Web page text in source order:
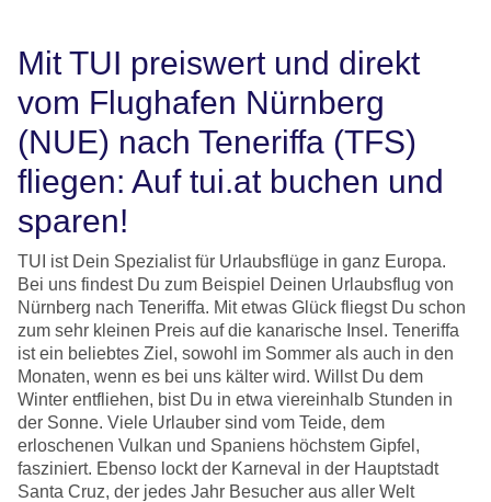
Mit TUI preiswert und direkt
vom Flughafen Nürnberg
(NUE) nach Teneriffa (TFS)
fliegen: Auf tui.at buchen und
sparen!
TUI ist Dein Spezialist für Urlaubsflüge in ganz Europa.
Bei uns findest Du zum Beispiel Deinen Urlaubsflug von
Nürnberg nach Teneriffa. Mit etwas Glück fliegst Du schon
zum sehr kleinen Preis auf die kanarische Insel. Teneriffa
ist ein beliebtes Ziel, sowohl im Sommer als auch in den
Monaten, wenn es bei uns kälter wird. Willst Du dem
Winter entfliehen, bist Du in etwa viereinhalb Stunden in
der Sonne. Viele Urlauber sind vom Teide, dem
erloschenen Vulkan und Spaniens höchstem Gipfel,
fasziniert. Ebenso lockt der Karneval in der Hauptstadt
Santa Cruz, der jedes Jahr Besucher aus aller Welt